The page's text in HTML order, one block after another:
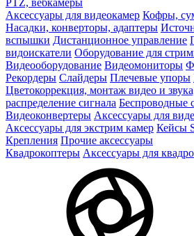
PTZ, вебкамеры
Аксессуары для видеокамер Кофры,
Насадки, конверторы, адаптеры
вспышки Дистанционное управление
видоискатели Оборудование для
Видеооборудование Видеомониторы
Рекордеры Слайдеры Плечевые упоры
Цветокоррекция, монтаж видео и
распределение сигнала Беспроводные
Видеоконвертеры Аксессуары для
Аксессуары для экстрим камер Кейсы
Крепления Прочие аксессуары
Квадрокоптеры Аксессуары для